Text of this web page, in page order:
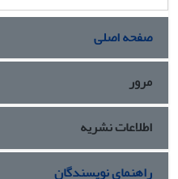
صفحه اصلی
مرور
اطلاعات نشریه
راهنمای نویسندگان